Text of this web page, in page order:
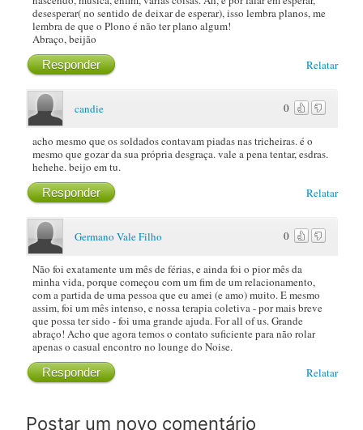
desesperar( no sentido de deixar de esperar), isso lembra planos, me
lembra de que o Plono é não ter plano algum!
Abraço, beijão
Relatar
Responder
0
candie
acho mesmo que os soldados contavam piadas nas tricheiras. é o
mesmo que gozar da sua própria desgraça. vale a pena tentar, esdras.
hehehe. beijo em tu.
Relatar
Responder
0
Germano Vale Filho
Não foi exatamente um mês de férias, e ainda foi o pior mês da
minha vida, porque começou com um fim de um relacionamento,
com a partida de uma pessoa que eu amei (e amo) muito. E mesmo
assim, foi um mês intenso, e nossa terapia coletiva - por mais breve
que possa ter sido - foi uma grande ajuda. For all of us. Grande
abraço! Acho que agora temos o contato suficiente para não rolar
apenas o casual encontro no lounge do Noise.
Relatar
Responder
Postar um novo comentário